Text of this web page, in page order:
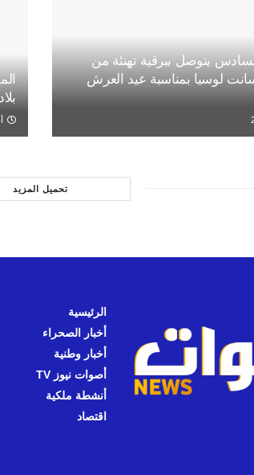
يتوصل ببرقية تهنئة من
لوسيا بمناسبة عيد العرش
تحميل المزيد
الرئيسية
أخبار الصحراء
أخبار وطنية
أصوات نيوز TV
أنشطة ملكية
اقتصاد